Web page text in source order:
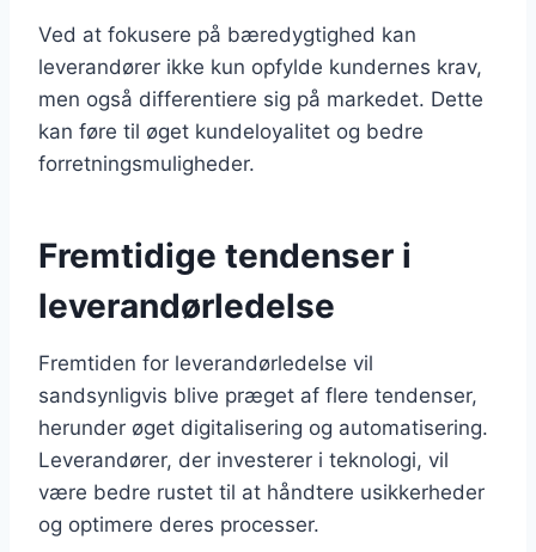
Ved at fokusere på bæredygtighed kan
leverandører ikke kun opfylde kundernes krav,
men også differentiere sig på markedet. Dette
kan føre til øget kundeloyalitet og bedre
forretningsmuligheder.
Fremtidige tendenser i
leverandørledelse
Fremtiden for leverandørledelse vil
sandsynligvis blive præget af flere tendenser,
herunder øget digitalisering og automatisering.
Leverandører, der investerer i teknologi, vil
være bedre rustet til at håndtere usikkerheder
og optimere deres processer.